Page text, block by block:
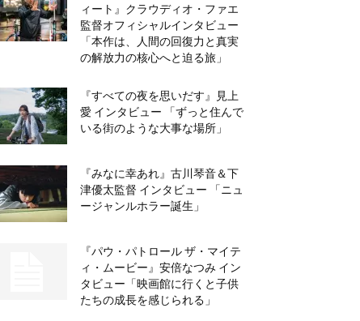
ィート』クラウディオ・ファエ
監督オフィシャルインタビュー
「本作は、人間の回復力と真実
の解放力の核心へと迫る旅」
『すべての夜を思いだす』見上
愛 インタビュー 「ずっと住んで
いる街のような大事な場所」
『みなに幸あれ』古川琴音＆下
津優太監督 インタビュー 「ニュ
ージャンルホラー誕生」
『パウ・パトロール ザ・マイテ
ィ・ムービー』安倍なつみ イン
タビュー「映画館に行くと子供
たちの成長を感じられる」